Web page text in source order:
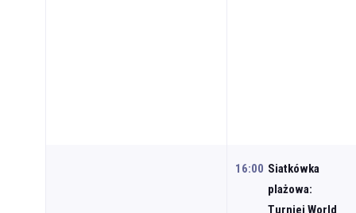
16:00 Siatkówka
plażowa:
Turniej World